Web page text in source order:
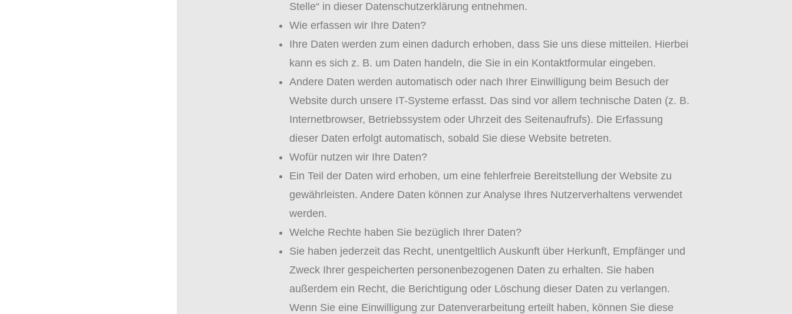
Stelle“ in dieser Datenschutzerklärung entnehmen.
Wie erfassen wir Ihre Daten?
Ihre Daten werden zum einen dadurch erhoben, dass Sie uns diese mitteilen. Hierbei
kann es sich z. B. um Daten handeln, die Sie in ein Kontaktformular eingeben.
Andere Daten werden automatisch oder nach Ihrer Einwilligung beim Besuch der
Website durch unsere IT-Systeme erfasst. Das sind vor allem technische Daten (z. B.
Internetbrowser, Betriebssystem oder Uhrzeit des Seitenaufrufs). Die Erfassung
dieser Daten erfolgt automatisch, sobald Sie diese Website betreten.
Wofür nutzen wir Ihre Daten?
Ein Teil der Daten wird erhoben, um eine fehlerfreie Bereitstellung der Website zu
gewährleisten. Andere Daten können zur Analyse Ihres Nutzerverhaltens verwendet
werden.
Welche Rechte haben Sie bezüglich Ihrer Daten?
Sie haben jederzeit das Recht, unentgeltlich Auskunft über Herkunft, Empfänger und
Zweck Ihrer gespeicherten personenbezogenen Daten zu erhalten. Sie haben
außerdem ein Recht, die Berichtigung oder Löschung dieser Daten zu verlangen.
Wenn Sie eine Einwilligung zur Datenverarbeitung erteilt haben, können Sie diese